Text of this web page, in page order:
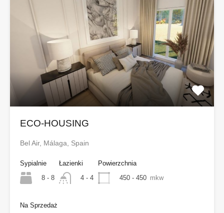
ECO-HOUSING
Bel Air, Málaga, Spain
Sypialnie
8 - 8
Łazienki
4 - 4
Powierzchnia
450 - 450 mkw
Na Sprzedaż